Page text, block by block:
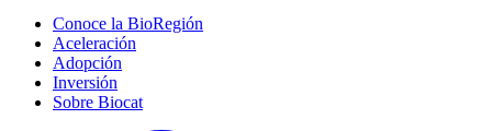
Conoce la BioRegión
Aceleración
Adopción
Inversión
Sobre Biocat